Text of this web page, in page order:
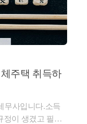
전에 차용한 부채
입증된 금액. 다만,
의 소비대차는 인
으로는 금전대여
림을 봐 주세요.
거래(현금대여)는
경우에만 인정할
용을 모두 포함하
에 대한 답은 공
한 금전대차계약
주택 취득하
무사입니다.소득
정이 생겼고 필요